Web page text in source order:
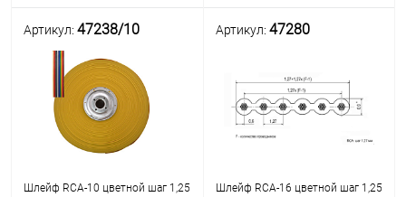
Артикул: 47238/10
Шлейф RCA-10 цветной шаг 1,25
Артикул: 47280
Шлейф RCA-16 цветной шаг 1,25